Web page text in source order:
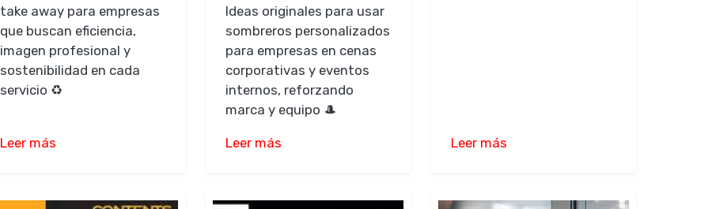
take away para empresas
que buscan eficiencia,
imagen profesional y
sostenibilidad en cada
servicio ♻️
Leer más
Ideas originales para usar
sombreros personalizados
para empresas en cenas
corporativas y eventos
internos, reforzando
marca y equipo 🎩
Leer más Leer más